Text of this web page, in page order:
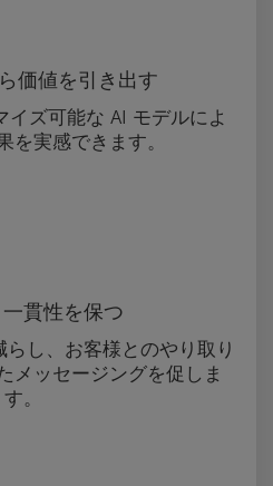
価値を引き出す
ズ可能な AI モデルによ
を実感できます。
貫性を保つ
し、お客様とのやり取り
メッセージングを促しま
す。